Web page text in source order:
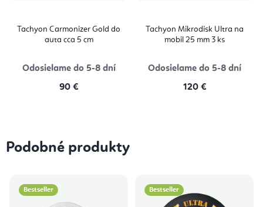
Tachyon Carmonizer Gold do
auta cca 5 cm
Odosielame do 5-8 dní
90 €
Tachyon Mikrodisk Ultra na
mobil 25 mm 3 ks
Odosielame do 5-8 dní
120 €
Podobné produkty
Bestseller Bestseller